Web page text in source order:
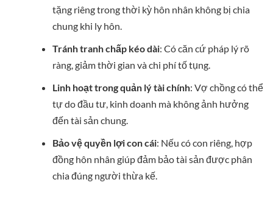
tặng riêng trong thời kỳ hôn nhân không bị chia
chung khi ly hôn.
Tránh tranh chấp kéo dài: Có căn cứ pháp lý rõ
ràng, giảm thời gian và chi phí tố tụng.
Linh hoạt trong quản lý tài chính: Vợ chồng có thể
tự do đầu tư, kinh doanh mà không ảnh hưởng
đến tài sản chung.
Bảo vệ quyền lợi con cái: Nếu có con riêng, hợp
đồng hôn nhân giúp đảm bảo tài sản được phân
chia đúng người thừa kế.